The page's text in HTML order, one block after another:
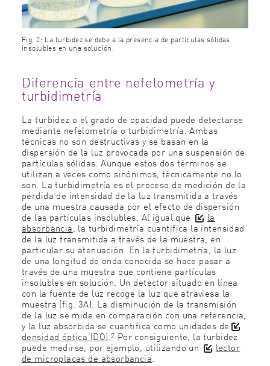
Fig. 2: La turbidez se debe a la presencia de partículas sólidas
insolubles en una solución.
Diferencia entre nefelometría y
turbidimetría
La turbidez o el grado de opacidad puede detectarse
mediante nefelometría o turbidimetría. Ambas
técnicas no son destructivas y se basan en la
dispersión de la luz provocada por una suspensión de
partículas sólidas. Aunque estos dos términos se
utilizan a veces como sinónimos, técnicamente no lo
son. La turbidimetría es el proceso de medición de la
pérdida de intensidad de la luz transmitida a través
de una muestra causada por el efecto de dispersión
de las partículas insolubles. Al igual que la
absorbancia, la turbidimetría cuantifica la intensidad
de la luz transmitida a través de la muestra, en
particular su atenuación. En la turbidimetría, la luz
de una longitud de onda conocida se hace pasar a
través de una muestra que contiene partículas
insolubles en solución. Un detector situado en línea
con la fuente de luz recoge la luz que atraviesa la
muestra (fig. 3A). La disminución de la transmisión
de la luz se mide en comparación con una referencia,
y la luz absorbida se cuantifica como unidades de
densidad óptica (DO).2 Por consiguiente, la turbidez
puede medirse, por ejemplo, utilizando un lector
de microplacas de absorbancia.